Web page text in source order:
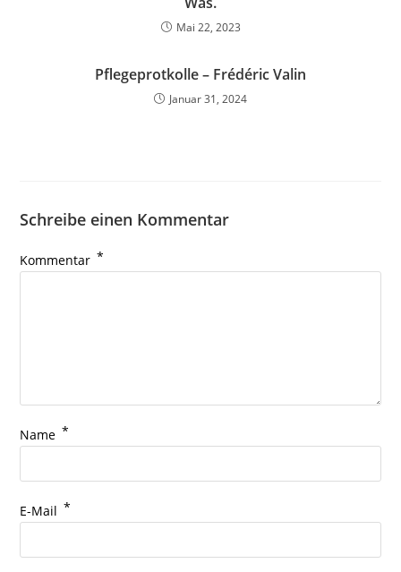
Mai 22, 2023
Pflegeprotkolle – Frédéric Valin
Januar 31, 2024
Schreibe einen Kommentar
Kommentar *
Name *
E-Mail *